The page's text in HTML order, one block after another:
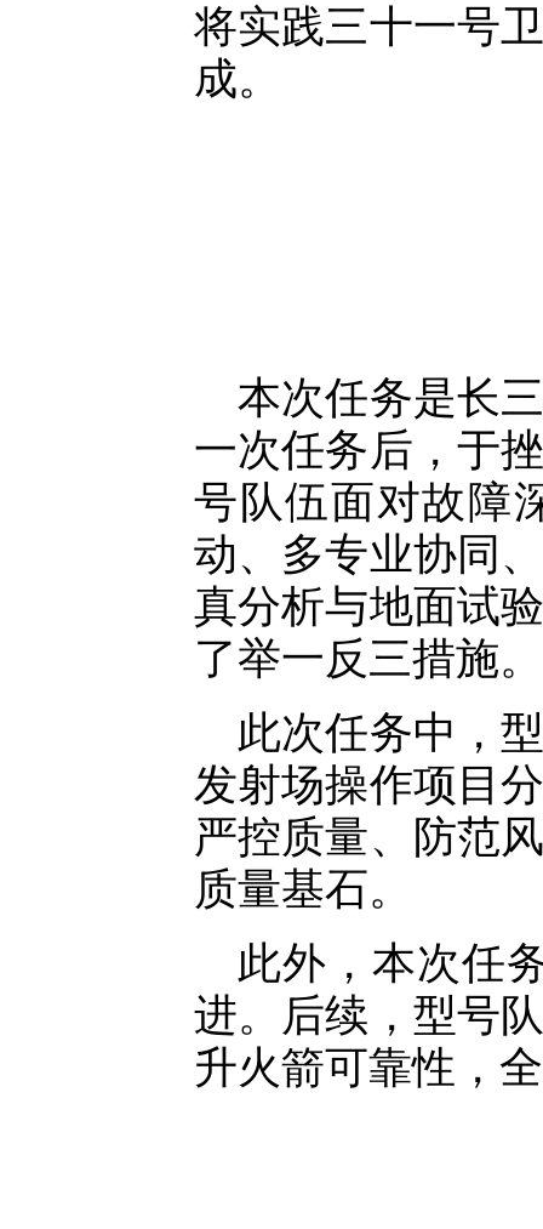
将实践三十一号
成。
本次任务是长
一次任务后，于
号队伍面对故障
动、多专业协同
真分析与地面试
了举一反三措施。
此次任务中，
发射场操作项目
严控质量、防范
质量基石。
此外，本次任
进。后续，型号
升火箭可靠性，